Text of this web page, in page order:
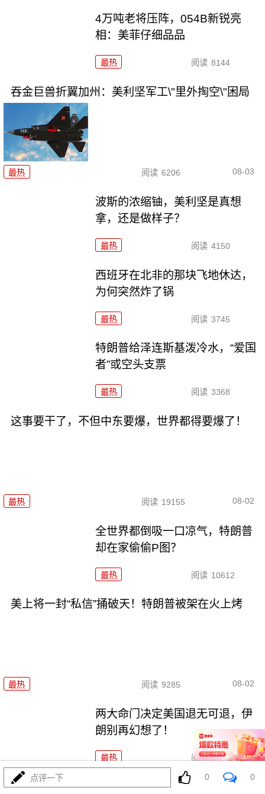
4万吨老将压阵，054B新锐亮
相：美菲仔细品品
最热 阅读 8144
吞金巨兽折翼加州：美利坚军工\"里外掏空\"困局
最热 阅读 6206 08-03
波斯的浓缩铀，美利坚是真想
拿，还是做样子？
最热 阅读 4150
西班牙在北非的那块飞地休达，
为何突然炸了锅
最热 阅读 3745
特朗普给泽连斯基泼冷水，“爱国
者”或空头支票
最热 阅读 3368
这事要干了，不但中东要爆，世界都得要爆了！
最热 阅读 19155 08-02
全世界都倒吸一口凉气，特朗普
却在家偷偷P图？
最热 阅读 10612
美上将一封“私信”捅破天！特朗普被架在火上烤
最热 阅读 9285 08-02
两大命门决定美国退无可退，伊
朗别再幻想了！
最热 阅读 6928
打伊朗五个月仗，把美军打成了“十口锅九个盖”
点评一下 0 0